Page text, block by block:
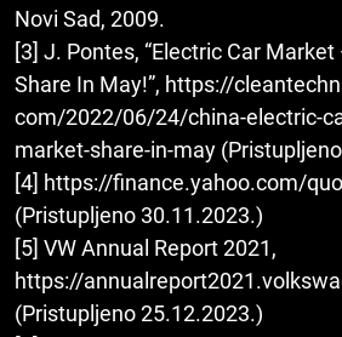
Novi Sad, 2009.
[3] J. Pontes, “Electric Car
Share In May!”, https://
com/2022/06/24/china-electric-
market-share-in-may
[4] https://finance.yahoo.com/
(Pristupljeno 30.11.2023.)
[5] VW Annual Report 2021,
https://
(Pristupljeno 25.12.2023.)